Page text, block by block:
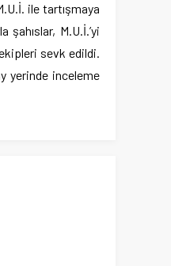
ile tartışmaya
M.U.İ.’yi
sevk edildi.
yerinde inceleme